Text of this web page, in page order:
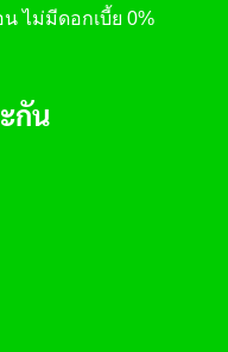
ไม่มีดอกเบี้ย 0%
กัน